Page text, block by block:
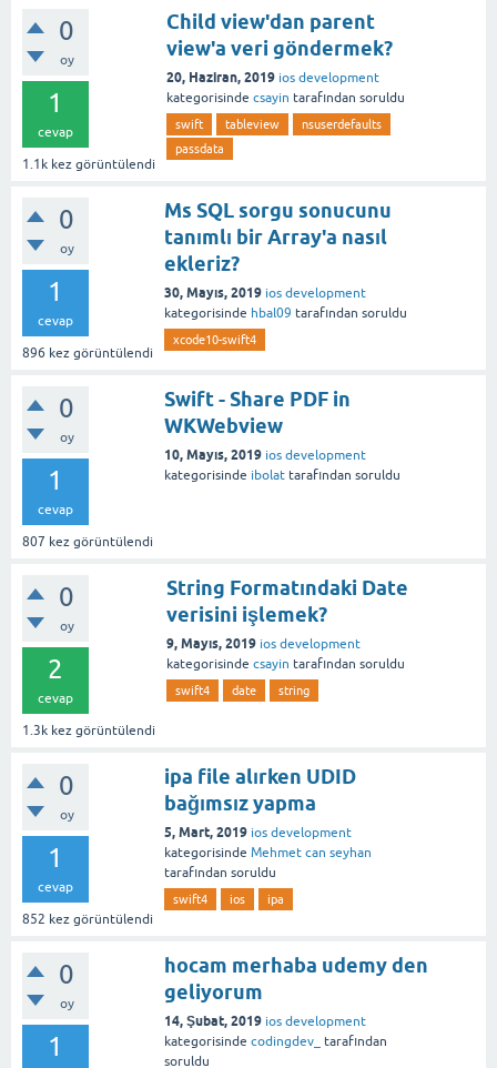
0
oy
1
cevap
1.1k kez görüntülendi
Child view'dan parent
view'a veri göndermek?
20, Haziran, 2019 ios development
kategorisinde csayin tarafından soruldu
swift tableview
nsuserdefaults
passdata
0
oy
1
cevap
896 kez görüntülendi
Ms SQL sorgu sonucunu
tanımlı bir Array'a nasıl
ekleriz?
30, Mayıs, 2019 ios development
kategorisinde hbal09 tarafından soruldu
xcode10-swift4
0
oy
1
cevap
807 kez görüntülendi
Swift - Share PDF in
WKWebview
10, Mayıs, 2019 ios development
kategorisinde ibolat tarafından soruldu
0
oy
2
cevap
1.3k kez görüntülendi
String Formatındaki Date
verisini işlemek?
9, Mayıs, 2019 ios development
kategorisinde csayin tarafından soruldu
swift4 date string
0
oy
1
cevap
852 kez görüntülendi
ipa file alırken UDID
bağımsız yapma
5, Mart, 2019 ios development
kategorisinde Mehmet can seyhan
tarafından soruldu
swift4 ios ipa
0
oy
1
hocam merhaba udemy den
geliyorum
14, Şubat, 2019 ios development
kategorisinde codingdev_
tarafından
soruldu